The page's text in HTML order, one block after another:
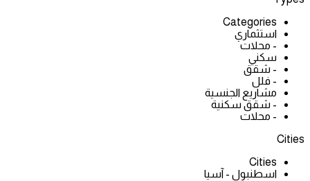
Categories
استثماري
- محلات
سكني
- شقق
- فلل
مشاريع الجنسية
- شقق سكنية
- محلات
Cities
Cities
اسطنبول - آسيا